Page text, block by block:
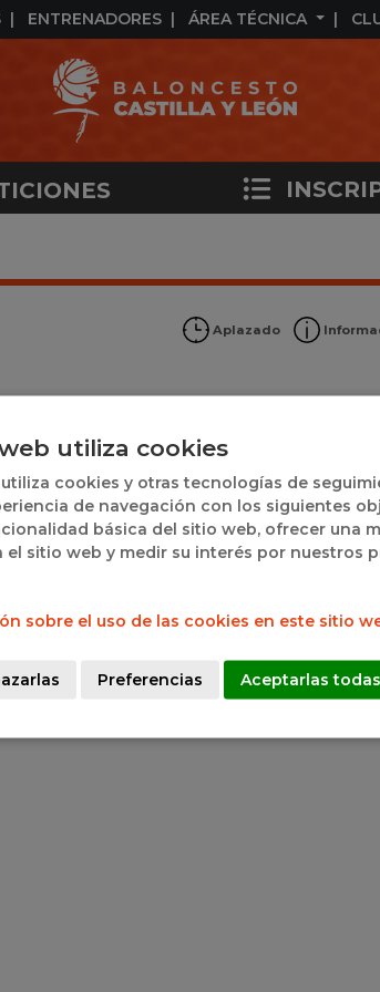
ENTRENADORES ÁREA TÉCNICA
Aplazado
Horario
Lunes a Viernes 9:00h a
Lunes a Jueves 17:00h a
Baloncesto Castilla y León 2025 | Aviso legal |
utiliza cookies
cookies y otras tecnologías de
de navegación con los siguientes
básica del sitio web, ofrecer una
el sitio web y medir su interés por nuestros
sobre el uso de las cookies en este sitio
Preferencias Aceptarlas todas